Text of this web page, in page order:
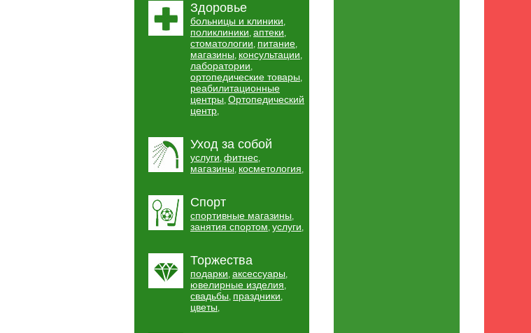
Здоровье
больницы и клиники,
поликлиники, аптеки,
стоматологии, питание,
магазины, консультации,
лаборатории,
ортопедические товары,
реабилитационные
центры, Ортопедический
центр,
Уход за собой
услуги, фитнес,
магазины, косметология,
Спорт
спортивные магазины,
занятия спортом, услуги,
Торжества
подарки, аксессуары,
ювелирные изделия,
свадьбы, праздники,
цветы,